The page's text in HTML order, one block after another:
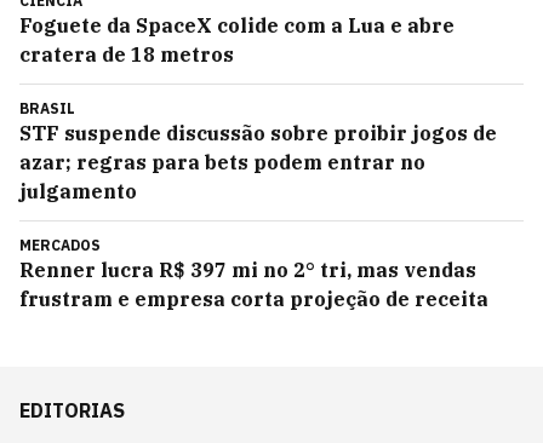
Foguete da SpaceX colide com a Lua e abre
cratera de 18 metros
BRASIL
STF suspende discussão sobre proibir jogos de
azar; regras para bets podem entrar no
julgamento
MERCADOS
Renner lucra R$ 397 mi no 2° tri, mas vendas
frustram e empresa corta projeção de receita
EDITORIAS